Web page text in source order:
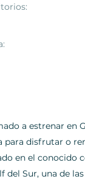
a estrenar en
para disfrutar o
en el conocido
del Sur, una de